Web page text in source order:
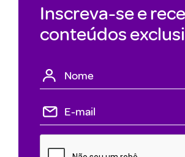
Inscreva-se e
conteúdos